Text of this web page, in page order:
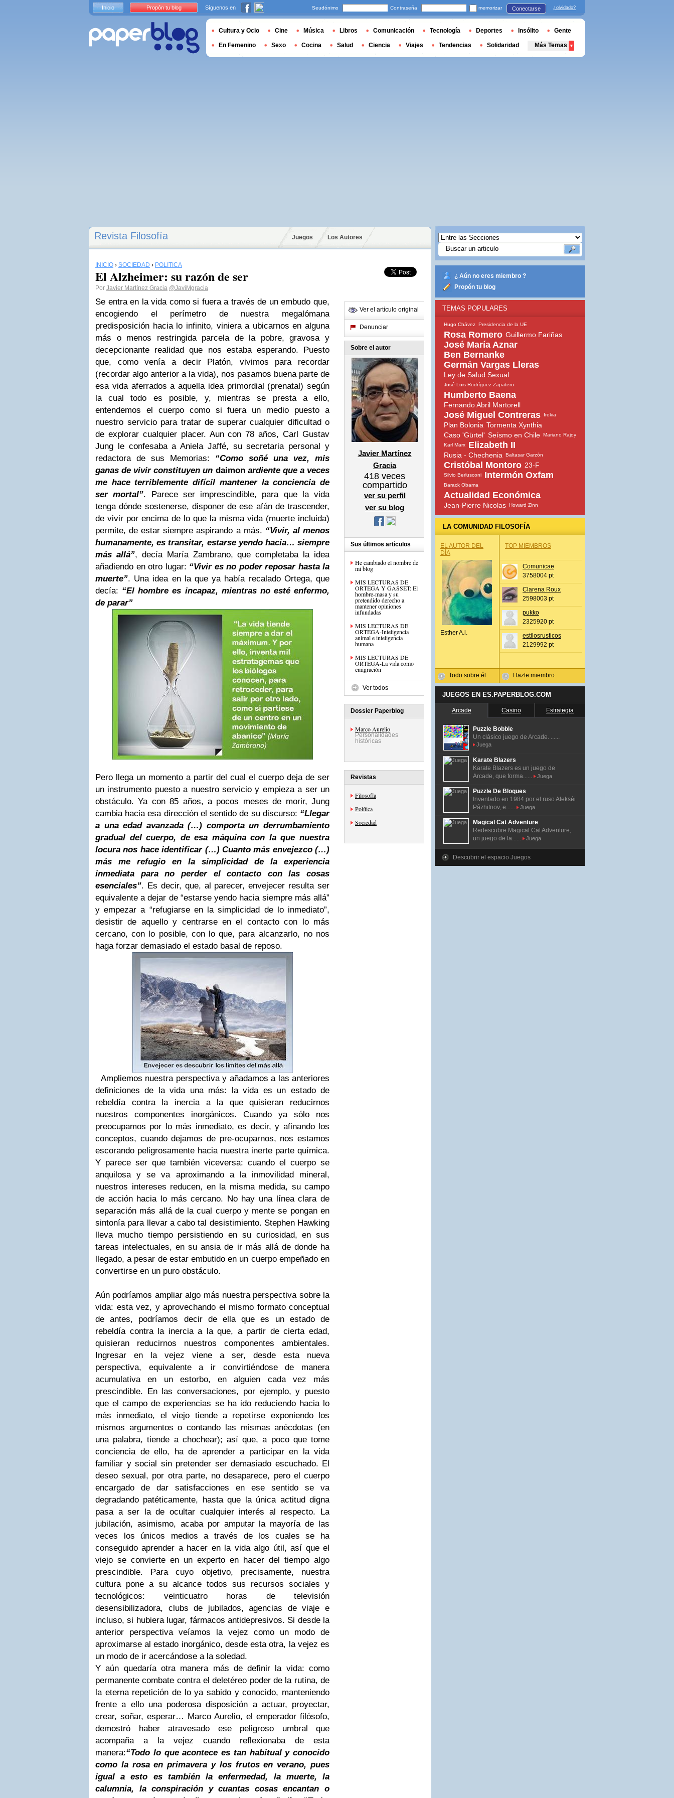
Revista Filosofía Juegos Los Autores
INICIO › SOCIEDAD › POLÍTICA
El Alzheimer: su razón de ser
Por Javier Martínez Gracia @JaviMgracia
Se entra en la vida como si fuera a través de un embudo que,
encogiendo el perímetro de nuestra megalómana
predisposición hacia lo infinito, viniera a ubicarnos en alguna
más o menos restringida parcela de la pobre, gravosa y
decepcionante realidad que nos estaba esperando. Puesto
que, como venía a decir Platón, vivimos para recordar
(recordar algo anterior a la vida), nos pasamos buena parte de
esa vida aferrados a aquella idea primordial (prenatal) según
la cual todo es posible, y, mientras se presta a ello,
entendemos el cuerpo como si fuera un medio puesto a
nuestro servicio para tratar de superar cualquier dificultad o
de explorar cualquier placer. Aun con 78 años, Carl Gustav
Jung le confesaba a Aniela Jaffé, su secretaria personal y
redactora de sus Memorias: “Como soñé una vez, mis
ganas de vivir constituyen un daimonardiente que a veces
me hace terriblemente difícil mantener la conciencia de
ser mortal”. Parece ser imprescindible, para que la vida
tenga dónde sostenerse, disponer de ese afán de trascender,
de vivir por encima de lo que la misma vida (muerte incluida)
permite, de estar siempre aspirando a más. “Vivir, al menos
humanamente, es transitar, estarse yendo hacia… siempre
más allá”, decía María Zambrano, que completaba la idea
añadiendo en otro lugar: “Vivir es no poder reposar hasta la
muerte”. Una idea en la que ya había recalado Ortega, que
decía: “El hombre es incapaz, mientras no esté enfermo,
de parar”
Pero llega un momento a partir del cual el cuerpo deja de ser
un instrumento puesto a nuestro servicio y empieza a ser un
obstáculo. Ya con 85 años, a pocos meses de morir, Jung
cambia hacia esa dirección el sentido de su discurso: “Llegar
a una edad avanzada (…) comporta un derrumbamiento
gradual del cuerpo, de esa máquina con la que nuestra
locura nos hace identificar (…) Cuanto más envejezco (…)
más me refugio en la simplicidad de la experiencia
inmediata para no perder el contacto con las cosas
esenciales”. Es decir, que, al parecer, envejecer resulta ser
equivalente a dejar de “estarse yendo hacia siempre más allá”
y empezar a “refugiarse en la simplicidad de lo inmediato”,
desistir de aquello y centrarse en el contacto con lo más
cercano, con lo posible, con lo que, para alcanzarlo, no nos
haga forzar demasiado el estado basal de reposo.
Ampliemos nuestra perspectiva y añadamos a las anteriores
definiciones de la vida una más: la vida es un estado de
rebeldía contra la inercia a la que quisieran reducirnos
nuestros componentes inorgánicos. Cuando ya sólo nos
preocupamos por lo más inmediato, es decir, y afinando los
conceptos, cuando dejamos de pre-ocuparnos, nos estamos
escorando peligrosamente hacia nuestra inerte parte química.
Y parece ser que también viceversa: cuando el cuerpo se
anquilosa y se va aproximando a la inmovilidad mineral,
nuestros intereses reducen, en la misma medida, su campo
de acción hacia lo más cercano. No hay una línea clara de
separación más allá de la cual cuerpo y mente se pongan en
sintonía para llevar a cabo tal desistimiento. Stephen Hawking
lleva mucho tiempo persistiendo en su curiosidad, en sus
tareas intelectuales, en su ansia de ir más allá de donde ha
llegado, a pesar de estar embutido en un cuerpo empeñado en
convertirse en un puro obstáculo.
Aún podríamos ampliar algo más nuestra perspectiva sobre la
vida: esta vez, y aprovechando el mismo formato conceptual
de antes, podríamos decir de ella que es un estado de
rebeldía contra la inercia a la que, a partir de cierta edad,
quisieran reducirnos nuestros componentes ambientales.
Ingresar en la vejez viene a ser, desde esta nueva
perspectiva, equivalente a ir convirtiéndose de manera
acumulativa en un estorbo, en alguien cada vez más
prescindible. En las conversaciones, por ejemplo, y puesto
que el campo de experiencias se ha ido reduciendo hacia lo
más inmediato, el viejo tiende a repetirse exponiendo los
mismos argumentos o contando las mismas anécdotas (en
una palabra, tiende a chochear); así que, a poco que tome
conciencia de ello, ha de aprender a participar en la vida
familiar y social sin pretender ser demasiado escuchado. El
deseo sexual, por otra parte, no desaparece, pero el cuerpo
encargado de dar satisfacciones en ese sentido se va
degradando patéticamente, hasta que la única actitud digna
pasa a ser la de ocultar cualquier interés al respecto. La
jubilación, asimismo, acaba por amputar la mayoría de las
veces los únicos medios a través de los cuales se ha
conseguido aprender a hacer en la vida algo útil, así que el
viejo se convierte en un experto en hacer del tiempo algo
prescindible. Para cuyo objetivo, precisamente, nuestra
cultura pone a su alcance todos sus recursos sociales y
tecnológicos: veinticuatro horas de televisión
desensibilizadora, clubs de jubilados, agencias de viaje e
incluso, si hubiera lugar, fármacos antidepresivos. Si desde la
anterior perspectiva veíamos la vejez como un modo de
aproximarse al estado inorgánico, desde esta otra, la vejez es
un modo de ir acercándose a la soledad.
Y aún quedaría otra manera más de definir la vida: como
permanente combate contra el deletéreo poder de la rutina, de
la eterna repetición de lo ya sabido y conocido, manteniendo
frente a ello una poderosa disposición a actuar, proyectar,
crear, soñar, esperar… Marco Aurelio, el emperador filósofo,
demostró haber atravesado ese peligroso umbral que
acompaña a la vejez cuando reflexionaba de esta
manera:“Todo lo que acontece es tan habitual y conocido
como la rosa en primavera y los frutos en verano, pues
igual a esto es también la enfermedad, la muerte, la
calumnia, la conspiración y cuantas cosas encantan o
Ver el artículo original
Denunciar
Sobre el autor
Javier Martínez
Gracia
418 veces
compartido
ver su perfil
ver su blog
Sus últimos artículos
He cambiado el nombre de
mi blog
MIS LECTURAS DE
ORTEGA Y GASSET: El
hombre-masa y su
pretendido derecho a
mantener opiniones
infundadas
MIS LECTURAS DE
ORTEGA-Inteligencia
animal e inteligencia
humana
MIS LECTURAS DE
ORTEGA-La vida como
emigración
Ver todos
Dossier Paperblog
Marco Aurelio
Personalidades
históricas
Revistas
Filosofía
Política
Sociedad
¿ Aún no eres miembro ?
Propón tu blog
TEMAS POPULARES
Hugo Chávez Presidencia de la UE
Rosa Romero Guillermo Fariñas
José María Aznar
Ben Bernanke
Germán Vargas Lleras
Ley de Salud Sexual
José Luis Rodríguez Zapatero
Humberto Baena
Fernando Abril Martorell
José Miguel Contreras Irekia
Plan Bolonia Tormenta Xynthia
Caso 'Gürtel' Seísmo en Chile Mariano Rajoy
Karl Marx
Elizabeth II
Rusia - Chechenia Baltasar Garzón
Cristóbal Montoro 23-F
Silvio Berlusconi Intermón Oxfam
Barack Obama
Actualidad Económica
Jean-Pierre Nicolas Howard Zinn
LA COMUNIDAD FILOSOFÍA
EL AUTOR DEL
DÍA
Esther A.l.
Todo sobre él
TOP MIEMBROS
Comunicae
3758004 pt
Clarena Roux
2598003 pt
pukko
2325920 pt
estilosrusticos
2129992 pt
Hazte miembro
JUEGOS EN ES.PAPERBLOG.COM
Arcade Casino Estrategia
Puzzle Bobble
Un clásico juego de Arcade. ......
Juega
Karate Blazers
Karate Blazers es un juego de
Arcade, que forma......
Juega
Puzzle De Bloques
Inventado en 1984 por el ruso Alekséi
Pázhitnov, e......
Juega
Magical Cat Adventure
Redescubre Magical Cat Adventure,
un juego de la......
Juega
Descubrir el espacio Juegos
Inicio Propón tu blog Síguenos en Seudónimo Contraseña memorizar Conectarse ¿olvidado?
Cultura y Ocio Cine Música Libros Comunicación Tecnología Deportes Insólito Gente
En Femenino Sexo Cocina Salud Ciencia Viajes Tendencias Solidaridad Más Temas